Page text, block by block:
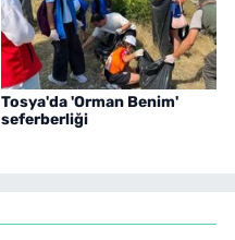
Tosya'da 'Orman Benim'
seferberliği